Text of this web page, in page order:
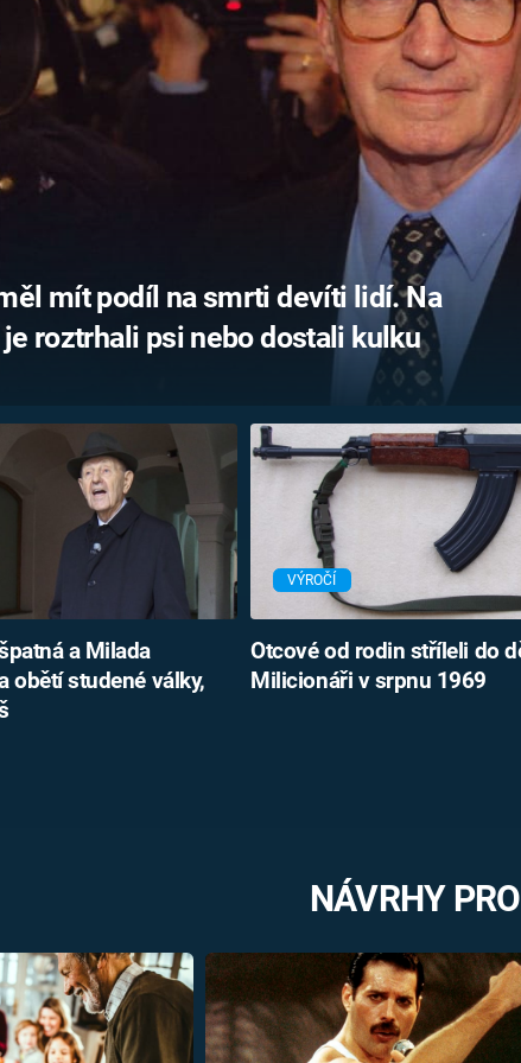
MARIE TEREZIE
BONAPARTE
RODINA
UFO A
MIMOZEMŠŤANÉ
UTAJENÉ PŘÍBĚHY
ČESKÝCH DĚJIN
ALTERNATIVNÍ
HISTORIE
mít podíl na smrti devíti lidí. Na
roztrhali psi nebo dostali kulku
a Milada
obětí studené války,
VÝROČÍ
Otcové od rodin stříleli do
Milicionáři v srpnu 1969
NÁVRHY